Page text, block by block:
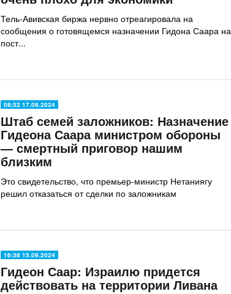
Тель-Авивская биржа нервно отреагировала на
сообщения о готовящемся назначении Гидона Саара на
пост...
08:32 17.09.2024
Штаб семей заложников: Назначение
Гидеона Саара министром обороны
— смертный приговор нашим
близким
Это свидетельство, что премьер-министр Нетаниягу
решил отказаться от сделки по заложникам
16:38 15.09.2024
Гидеон Саар: Израилю придется
действовать на территории Ливана